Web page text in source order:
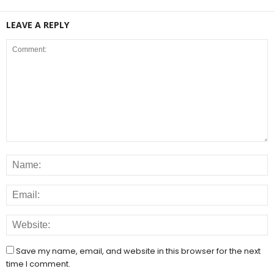
LEAVE A REPLY
Save my name, email, and website in this browser for the next
time I comment.